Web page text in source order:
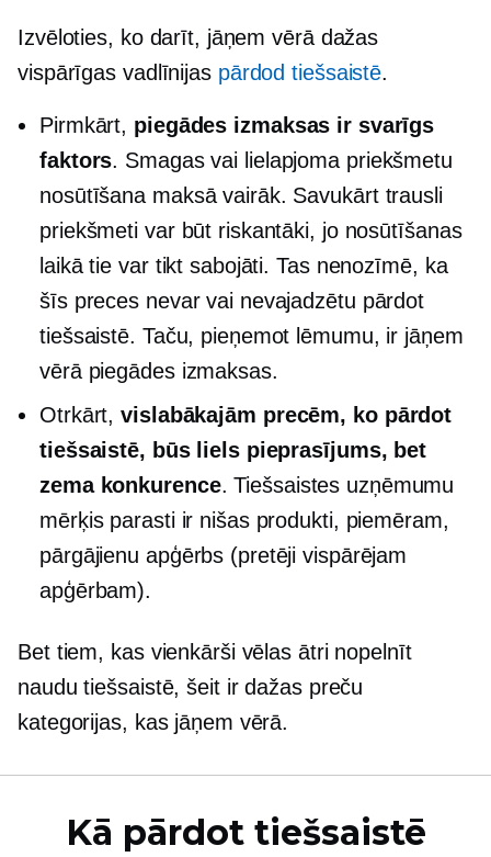
Izvēloties, ko darīt, jāņem vērā dažas
vispārīgas vadlīnijas pārdod tiešsaistē.
Pirmkārt, piegādes izmaksas ir svarīgs
faktors. Smagas vai lielapjoma priekšmetu
nosūtīšana maksā vairāk. Savukārt trausli
priekšmeti var būt riskantāki, jo nosūtīšanas
laikā tie var tikt sabojāti. Tas nenozīmē, ka
šīs preces nevar vai nevajadzētu pārdot
tiešsaistē. Taču, pieņemot lēmumu, ir jāņem
vērā piegādes izmaksas.
Otrkārt,vislabākajām precēm, ko pārdot
tiešsaistē, būs liels pieprasījums, bet
zema konkurence. Tiešsaistes uzņēmumu
mērķis parasti ir nišas produkti, piemēram,
pārgājienu apģērbs (pretēji vispārējam
apģērbam).
Bet tiem, kas vienkārši vēlas ātri nopelnīt
naudu tiešsaistē, šeit ir dažas preču
kategorijas, kas jāņem vērā.
Kā pārdot tiešsaistē